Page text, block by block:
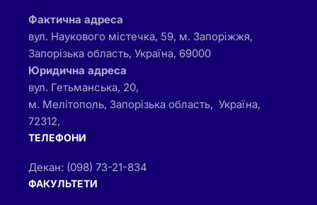
Фактична адреса
вул. Наукового містечка, 59, м. Запоріжжя,
Запорізька область, Україна, 69000
Юридична адреса
вул. Гетьманська, 20,
м. Мелітополь, Запорізька область, Україна,
72312,
ТЕЛЕФОНИ
Декан: (098) 73-21-834
ФАКУЛЬТЕТИ